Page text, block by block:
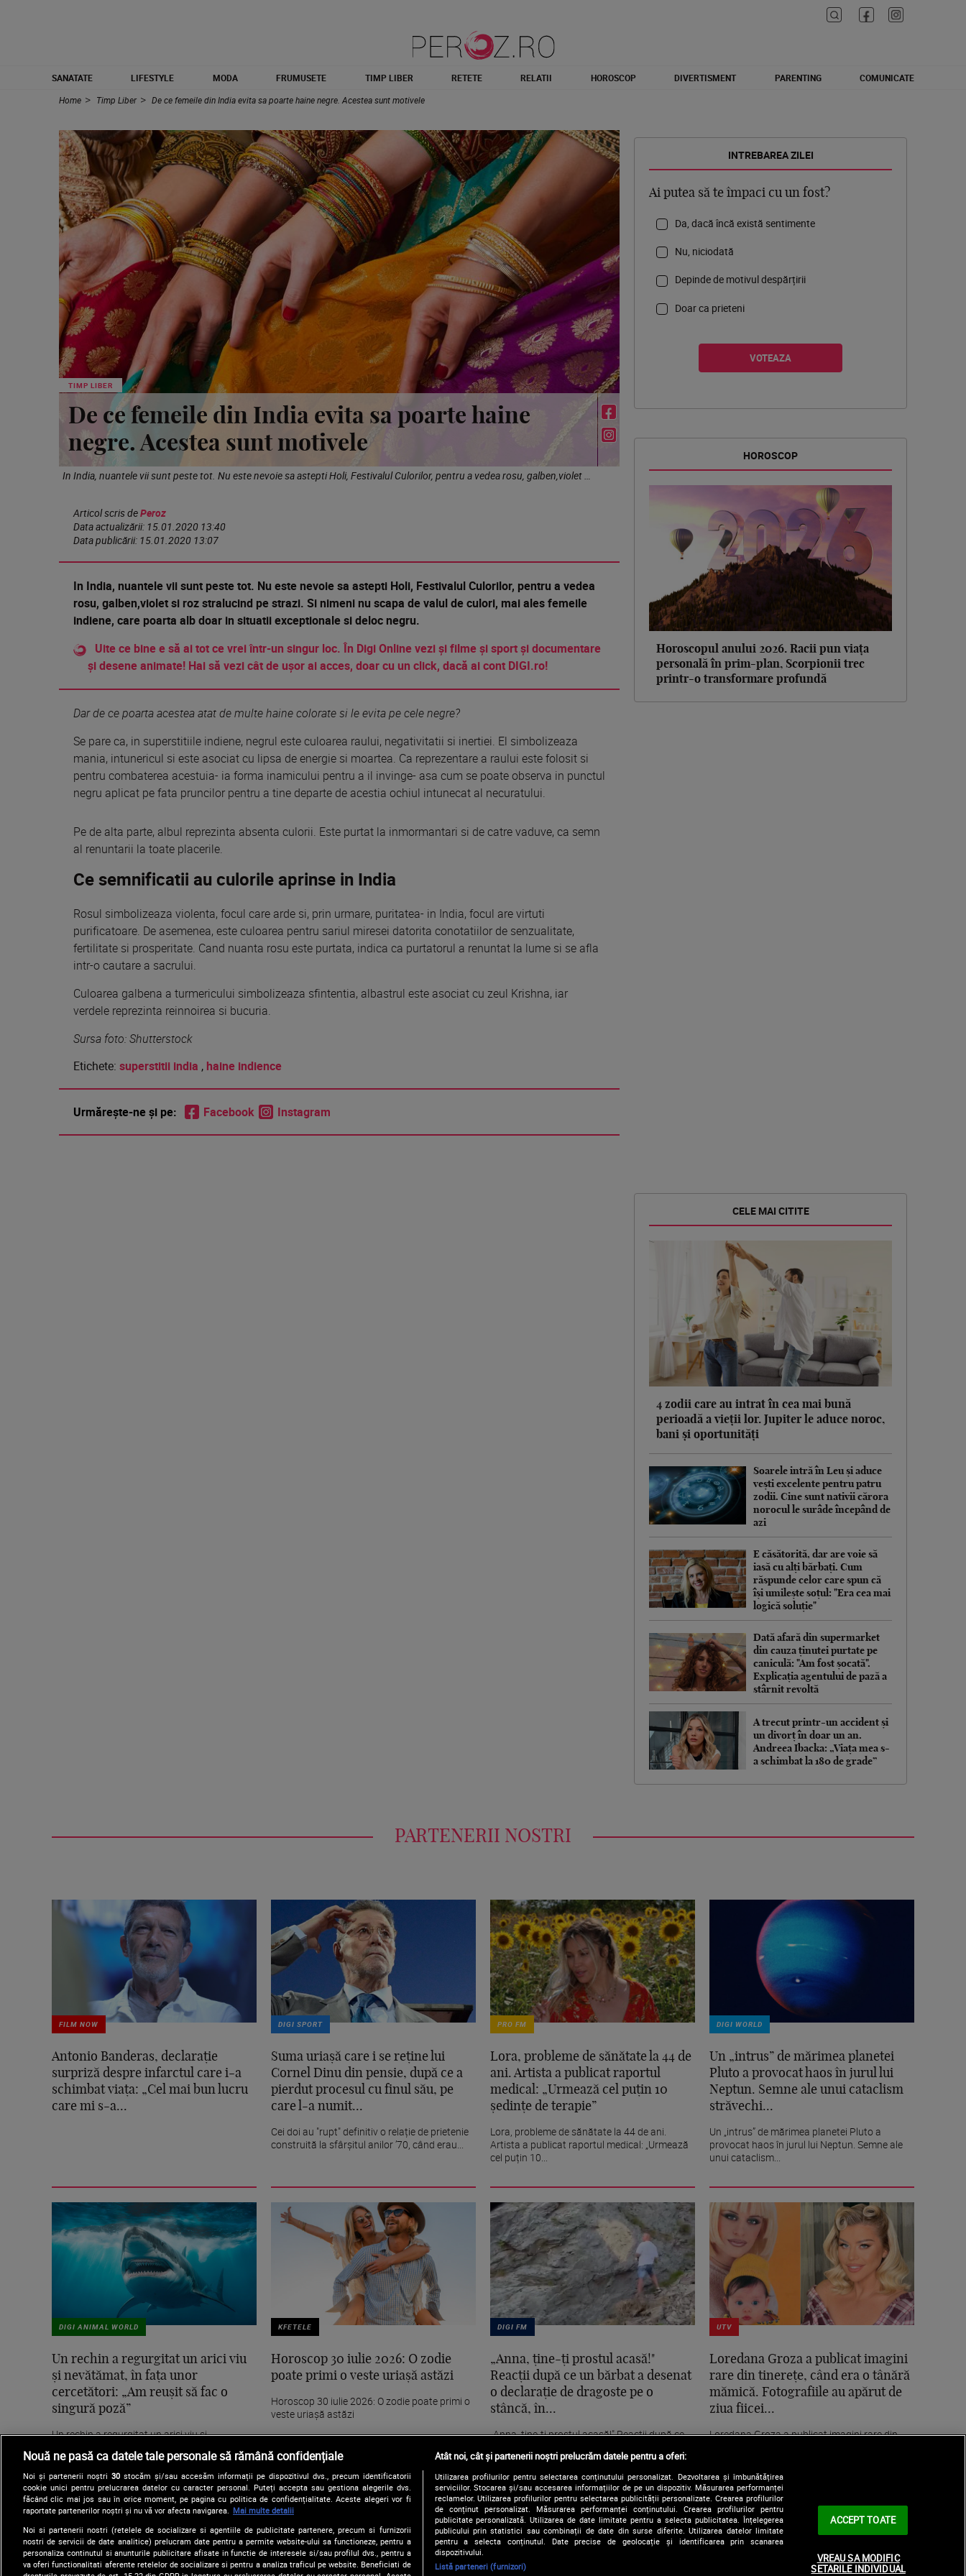
SANATATE LIFESTYLE MODA FRUMUSETE TIMP LIBER RETETE RELATII HOROSCOP DIVERTISMENT PARENTING
COMUNICATE
Home
Timp Liber De ce femeile din India evita sa poarte haine negre. Acestea sunt motivele
TIMP LIBER
De ce femeile din India evita sa poarte haine
negre. Acestea sunt motivele
Articol scris dePeroz
Data actualizării: 15.01.2020 13:40
Data publicării: 15.01.2020 13:07
In India, nuantele vii sunt peste tot. Nu este nevoie sa astepti Holi, Festivalul Culorilor, pentru a vedea
rosu, galben,violet si roz stralucind pe strazi. Si nimeni nu scapa de valul de culori, mai ales femeile
indiene, care poarta alb doar in situatii exceptionale si deloc negru.
Uite ce bine e să ai tot ce vrei într-un singur loc. În Digi Online vezi și filme și sport și documentare
și desene animate! Hai să vezi cât de ușor ai acces, doar cu un click, dacă ai cont DIGI.ro!
Dar de ce poarta acestea atat de multe haine colorate si le evita pe cele negre?
Se pare ca, in superstitiile indiene, negrul este culoarea raului, negativitatii si inertiei. El simbolizeaza
mania, intunericul si este asociat cu lipsa de energie si moartea. Ca reprezentare a raului este folosit si
pentru combaterea acestuia- ia forma inamicului pentru a il invinge- asa cum se poate observa in punctul
negru aplicat pe fata pruncilor pentru a tine departe de acestia ochiul intunecat al necuratului.
Pe de alta parte, albul reprezinta absenta culorii. Este purtat la inmormantari si de catre vaduve, ca semn
al renuntarii la toate placerile.
Ce semnificatii au culorile aprinse in India
Rosul simbolizeaza violenta, focul care arde si, prin urmare, puritatea- in India, focul are virtuti
purificatoare. De asemenea, este culoarea pentru sariul miresei datorita conotatiilor de senzualitate,
fertilitate si prosperitate. Cand nuanta rosu este purtata, indica ca purtatorul a renuntat la lume si se afla
intr-o cautare a sacrului.
Culoarea galbena a turmericului simbolizeaza sfintentia, albastrul este asociat cu zeul Krishna, iar
verdele reprezinta reinnoirea si bucuria.
Sursa foto: Shutterstock
Etichete: superstitii india , haine indience
Urmărește-ne și pe: Facebook Instagram
INTREBAREA ZILEI
Ai putea să te împaci cu un fost?
Da, dacă încă există sentimente
Nu, niciodată
Depinde de motivul despărțirii
Doar ca prieteni
HOROSCOP
Horoscopul anului 2026. Racii pun viața
personală în prim-plan, Scorpionii trec
printr-o transformare profundă
CELE MAI CITITE
4 zodii care au intrat în cea mai bună
perioadă a vieții lor. Jupiter le aduce noroc,
bani și oportunități
Soarele intră în Leu și aduce
vești excelente pentru patru
zodii. Cine sunt nativii cărora
norocul le surâde începând de
azi
E căsătorită, dar are voie să
iasă cu alți bărbați. Cum
răspunde celor care spun că
își umilește soțul: "Era cea mai
logică soluție"
Dată afară din supermarket
din cauza ținutei purtate pe
caniculă: "Am fost șocată".
Explicația agentului de pază a
stârnit revoltă
A trecut printr-un accident și
un divorț în doar un an.
Andreea Ibacka: „Viața mea s-
a schimbat la 180 de grade”
PARTENERII NOSTRI
FILM NOW
Antonio Banderas, declarație
surpriză despre infarctul care i-a
schimbat viața: „Cel mai bun lucru
care mi s-a...
DIGI SPORT
Suma uriașă care i se reține lui
Cornel Dinu din pensie, după ce a
pierdut procesul cu finul său, pe
care l-a numit...
Cei doi au "rupt" definitiv o relație de prietenie
construită la sfârșitul anilor ’70, când erau...
PRO FM
Lora, probleme de sănătate la 44 de
ani. Artista a publicat raportul
medical: „Urmează cel puțin 10
ședințe de terapie”
Lora, probleme de sănătate la 44 de ani.
Artista a publicat raportul medical: „Urmează
cel puțin 10...
DIGI WORLD
Un „intrus” de mărimea planetei
Pluto a provocat haos în jurul lui
Neptun. Semne ale unui cataclism
străvechi...
Un „intrus” de mărimea planetei Pluto a
provocat haos în jurul lui Neptun. Semne ale
unui cataclism...
DIGI ANIMAL WORLD
Un rechin a regurgitat un arici viu
și nevătămat, în fața unor
cercetători: „Am reușit să fac o
singură poză”
Un rechin a regurgitat un arici viu și
să fac o...
KFETELE
Horoscop 30 iulie 2026: O zodie
poate primi o veste uriașă astăzi
Horoscop 30 iulie 2026: O zodie poate primi o
veste uriașă astăzi
DIGI FM
„Anna, ţine-ţi prostul acasă!"
Reacţii după ce un bărbat a desenat
o declaraţie de dragoste pe o
stâncă, în...
„Anna, ţine-ţi prostul acasă!" Reacţii după ce
pe...
UTV
Loredana Groza a publicat imagini
rare din tinerețe, când era o tânără
mămică. Fotografiile au apărut de
ziua fiicei...
Loredana Groza a publicat imagini rare din
Nouă ne pasă ca datele tale personale să rămână confidențiale
Noi și partenerii noștri 30stocăm și/sau accesăm informații pe dispozitivul dvs., precum identificatorii
cookie unici pentru prelucrarea datelor cu caracter personal. Puteți accepta sau gestiona alegerile dvs.
făcând clic mai jos sau în orice moment, pe pagina cu politica de confidențialitate. Aceste alegeri vor fi
raportate partenerilor noștri și nu vă vor afecta navigarea. Mai multe detalii
Noi si partenerii nostri (retelele de socializare si agentiile de publicitate partenere, precum si furnizorii
nostri de servicii de date analitice) prelucram date pentru a permite website-ului sa functioneze, pentru a
personaliza continutul si anunturile publicitare afisate in functie de interesele si/sau profilul dvs., pentru a
va oferi functionalitati aferente retelelor de socializare si pentru a analiza traficul pe website. Beneficiati de
Atât noi, cât și partenerii noștri prelucrăm datele pentru a oferi:
Utilizarea profilurilor pentru selectarea conținutului personalizat. Dezvoltarea și îmbunătățirea
serviciilor. Stocarea și/sau accesarea informațiilor de pe un dispozitiv. Măsurarea performanței
reclamelor. Utilizarea profilurilor pentru selectarea publicității personalizate. Crearea profilurilor
de conținut personalizat. Măsurarea performanței conținutului. Crearea profilurilor pentru
publicitate personalizată. Utilizarea de date limitate pentru a selecta publicitatea. Înțelegerea
publicului prin statistici sau combinații de date din surse diferite. Utilizarea datelor limitate
pentru a selecta conținutul. Date precise de geolocație și identificarea prin scanarea
dispozitivului.
Listă parteneri (furnizori)
ACCEPT TOATE
VREAU SA MODIFIC
SETARILE INDIVIDUAL